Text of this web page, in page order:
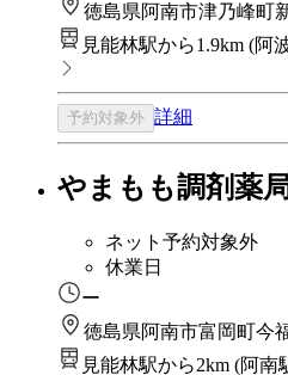
徳島県阿南市津乃峰町
見能林駅から1.9km (阿
予約対象外 詳細
やまもも調剤薬
ネット予約対象外
休業日
ー
徳島県阿南市富岡町今
見能林駅から2km (阿南